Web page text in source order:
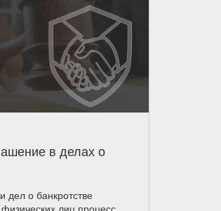
в делах о
дел о банкротстве